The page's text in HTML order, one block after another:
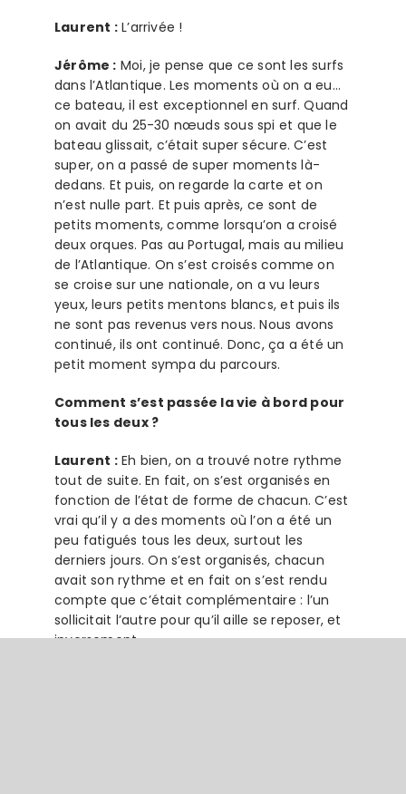
Laurent :L’arrivée !
Jérôme : Moi, je pense que ce sont les surfs
dans l’Atlantique. Les moments où on a eu…
ce bateau, il est exceptionnel en surf. Quand
on avait du 25-30 nœuds sous spi et que le
bateau glissait, c’était super sécure. C’est
super, on a passé de super moments là-
dedans. Et puis, on regarde la carte et on
n’est nulle part. Et puis après, ce sont de
petits moments, comme lorsqu’on a croisé
deux orques. Pas au Portugal, mais au milieu
de l’Atlantique. On s’est croisés comme on
se croise sur une nationale, on a vu leurs
yeux, leurs petits mentons blancs, et puis ils
ne sont pas revenus vers nous. Nous avons
continué, ils ont continué. Donc, ça a été un
petit moment sympa du parcours.
Comment s’est passée la vie à bord pour
tous les deux ?
Laurent :Eh bien, on a trouvé notre rythme
tout de suite. En fait, on s’est organisés en
fonction de l’état de forme de chacun. C’est
vrai qu’il y a des moments où l’on a été un
peu fatigués tous les deux, surtout les
derniers jours. On s’est organisés, chacun
avait son rythme et en fait on s’est rendu
compte que c’était complémentaire : l’un
sollicitait l’autre pour qu’il aille se reposer, et
inversement.